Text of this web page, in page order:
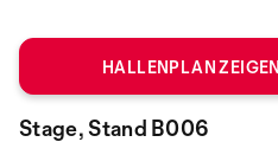
HALLENPLAN ZEIGEN
Stage, Stand B006